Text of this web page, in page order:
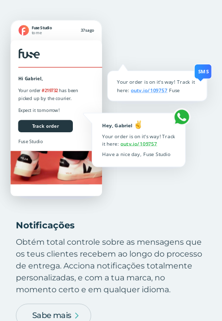
Notificações
Obtém total controle sobre as mensagens que
os teus clientes recebem ao longo do processo
de entrega. Acciona notificações totalmente
personalizadas, e com a tua marca, no
momento certo e em qualquer idioma.
Sabe mais